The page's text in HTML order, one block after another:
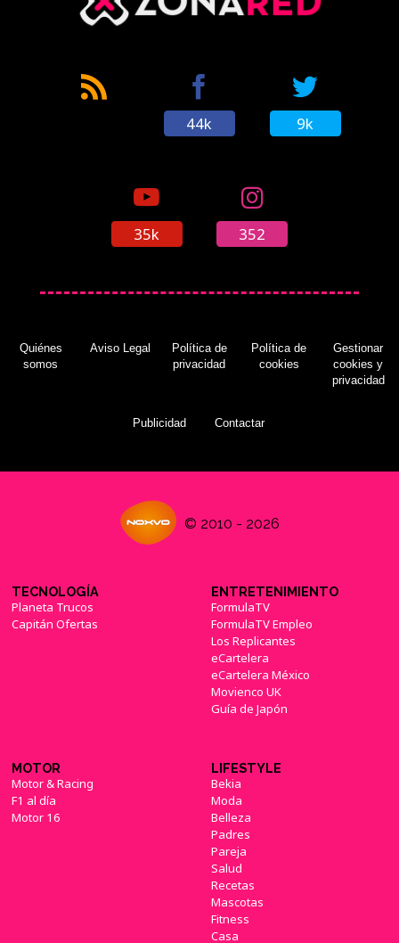
44k 9k
35k 352
Quiénes
somos
Aviso Legal
Política de
privacidad
Política de
cookies
Gestionar
cookies y
privacidad
Publicidad Contactar
© 2010 - 2026
TECNOLOGÍA
Planeta Trucos
Capitán Ofertas
ENTRETENIMIENTO
FormulaTV
FormulaTV Empleo
Los Replicantes
eCartelera
eCartelera México
Movienco UK
Guía de Japón
MOTOR
Motor & Racing
F1 al día
Motor 16
LIFESTYLE
Bekia
Moda
Belleza
Padres
Pareja
Salud
Recetas
Mascotas
Fitness
Casa